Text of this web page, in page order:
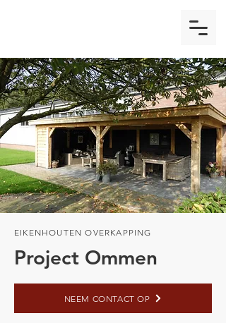
EIKENHOUTEN OVERKAPPING
Project Ommen
NEEM CONTACT OP